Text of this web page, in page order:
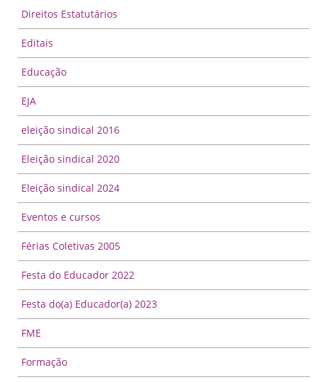
Direitos Estatutários
Editais
Educação
EJA
eleição sindical 2016
Eleição sindical 2020
Eleição sindical 2024
Eventos e cursos
Férias Coletivas 2005
Festa do Educador 2022
Festa do(a) Educador(a) 2023
FME
Formação